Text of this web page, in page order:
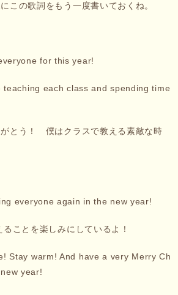
この歌詞をもう一度書いておくね。
for this year!
each class and spending time
とう！ 僕はクラスで教える素敵な時
everyone again in the new year!
ことを楽しみにしているよ！
Stay warm! And have a very Merry Ch
year!